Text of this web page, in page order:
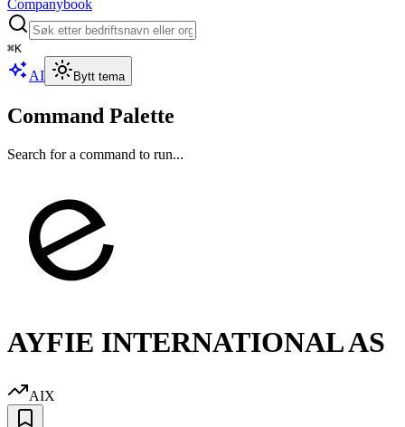
Companybook
⌘K
AI Bytt tema
Command Palette
Search for a command to run...
AYFIE INTERNATIONAL AS
AIX